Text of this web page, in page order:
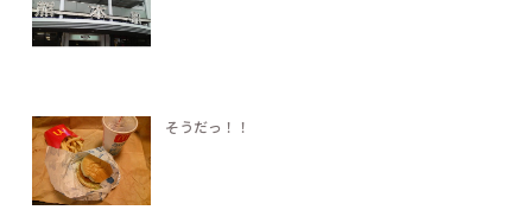
そうだっ！！